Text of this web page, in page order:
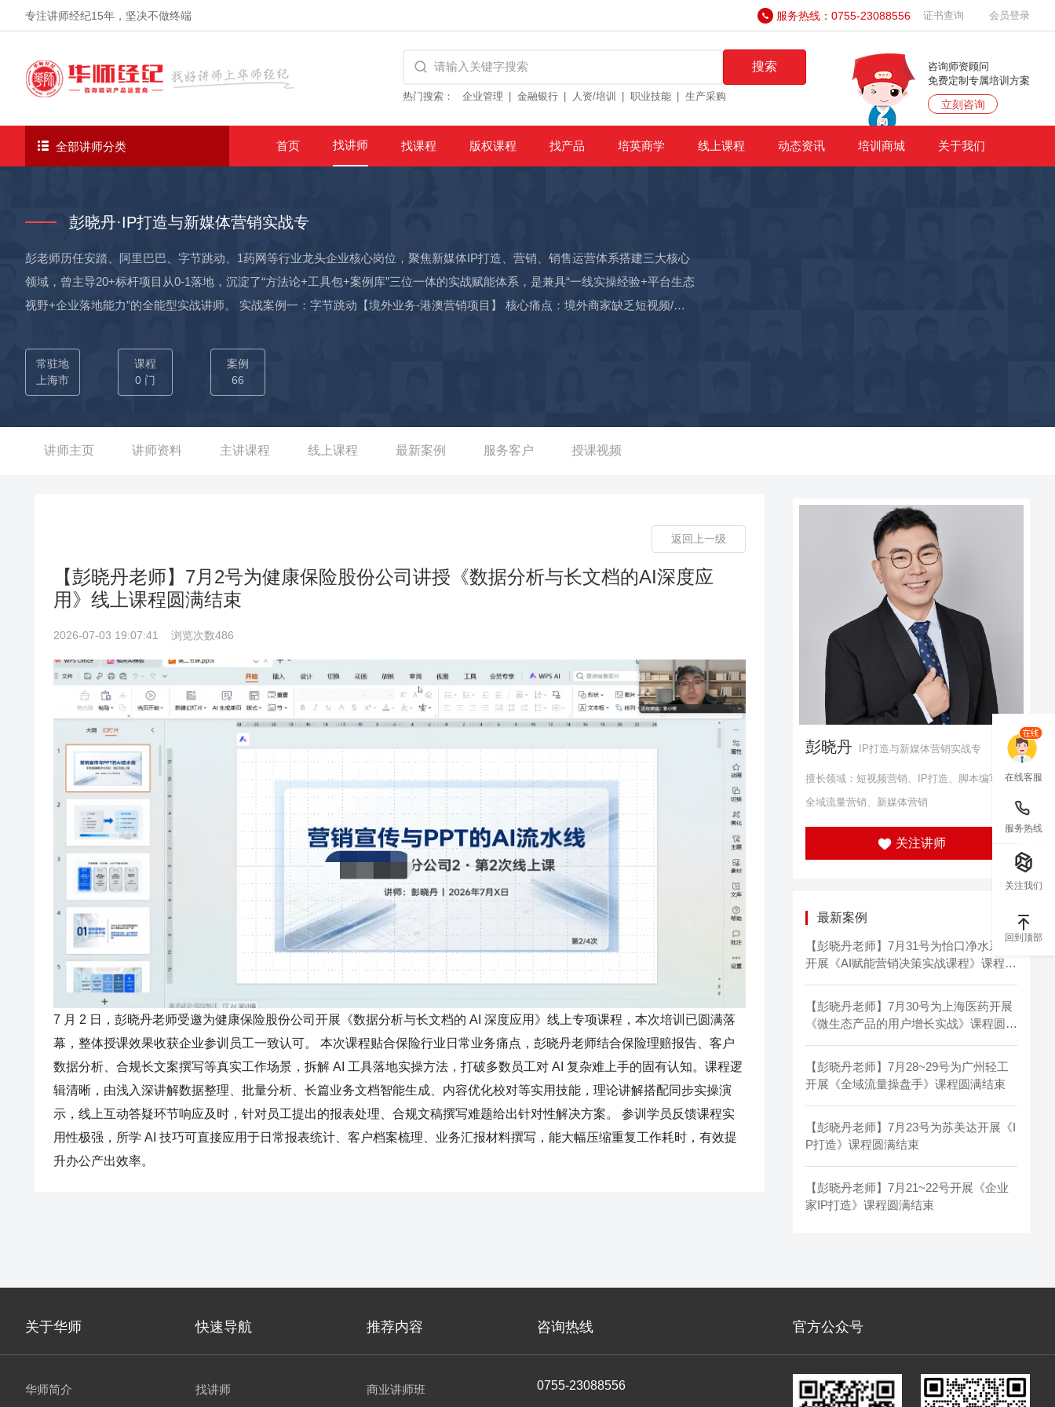
专注讲师经纪15年 ，坚决不做终端 服务热线：0755-23088556 证书查询 会员登录
搜索
热门搜索： 企业管理 金融银行 人资/培训 职业技能 生产采购
咨询师资顾问
免费定制专属培训方案
立刻咨询
全部讲师分类 首页 找讲师 找课程 版权课程 找产品 培英商学 线上课程 动态资讯 培训商城 关于我们
彭晓丹·IP打造与新媒体营销实战专
彭老师历任安踏、阿里巴巴、字节跳动、1药网等行业龙头企业核心岗位，聚焦新媒体IP打造、营销、销售运营体系搭建三大核心
领域，曾主导20+标杆项目从0-1落地，沉淀了“方法论+工具包+案例库”三位一体的实战赋能体系，是兼具“一线实操经验+平台生态
视野+企业落地能力”的全能型实战讲师。 实战案例一：字节跳动【境外业务-港澳营销项目】 核心痛点：境外商家缺乏短视频/直
动+批量赋能”模式，圈定4家头部商家（旅划算、深圳运通等）进行1V1定向扶持，打造爆款案例；同时针对商家痛点，编写《短
视频运营手册》《直播运营手册》，拆解“新号入驻-内容创作-涨粉变现”全流程SOP，形成可复制的实操工具； 项目成果： 1）业
绩突破：项目支付GMV达成1.72亿，完成率132%，支付增量目标达成125%； 2）标杆打造：4家重点扶持商户中10家月支付破百
2%，深圳运通环比提升241%，成功带动腰尾部商家参与平台生态。 实战案例二：阿里巴巴【燎原计划项目】 核心痛点：一线销
网【闪购节营销项目】 核心痛点：医药零售行业线上营销活动转化低效，客户活跃度与客单价不足，市场份额提升乏力。 项目过
程：分4档设定活动比例，针对不同客户群体制定差异化订单目标，按大区拆分任务；建立“早会同步+每小时进度播报”机制，实时
跟踪业绩达成情况； 项目成果： 1）单日GMV达成2.16亿，完成率108%； 2）过程指标显著提升：活跃客户数+4.2%，客均采购
宽度+17.3%，ARPU+46.9%，ARPO+19.9%，成功提升1药城市场份额。
常驻地
上海市
课程
0 门
案例
66
讲师主页 讲师资料 主讲课程 线上课程 最新案例 服务客户 授课视频
返回上一级
【彭晓丹老师】7月2号为健康保险股份公司讲授《数据分析与长文档的AI深度应
用》线上课程圆满结束
2026-07-03 19:07:41 浏览次数486
7 月 2 日，彭晓丹老师受邀为健康保险股份公司开展《数据分析与长文档的 AI 深度应用》线上专项课程，本次培训已圆满落
幕，整体授课效果收获企业参训员工一致认可。 本次课程贴合保险行业日常业务痛点，彭晓丹老师结合保险理赔报告、客户
数据分析、合规长文案撰写等真实工作场景，拆解 AI 工具落地实操方法，打破多数员工对 AI 复杂难上手的固有认知。课程逻
辑清晰，由浅入深讲解数据整理、批量分析、长篇业务文档智能生成、内容优化校对等实用技能，理论讲解搭配同步实操演
示，线上互动答疑环节响应及时，针对员工提出的报表处理、合规文稿撰写难题给出针对性解决方案。 参训学员反馈课程实
用性极强，所学 AI 技巧可直接应用于日常报表统计、客户档案梳理、业务汇报材料撰写，能大幅压缩重复工作耗时，有效提
升办公产出效率。
彭晓丹 IP打造与新媒体营销实战专
擅长领域：短视频营销、IP打造、脚本编写、
全域流量营销、新媒体营销
关注讲师
最新案例
【彭晓丹老师】7月31号为怡口净水系统
开展《AI赋能营销决策实战课程》课程圆
【彭晓丹老师】7月30号为上海医药开展
《微生态产品的用户增长实战》课程圆满
【彭晓丹老师】7月28~29号为广州轻工
开展《全域流量操盘手》课程圆满结束
【彭晓丹老师】7月23号为苏美达开展《I
P打造》课程圆满结束
【彭晓丹老师】7月21~22号开展《企业
家IP打造》课程圆满结束
关于华师 快速导航 推荐内容 咨询热线 官方公众号
华师简介 找讲师 商业讲师班 0755-23088556
在线客服
服务热线
关注我们
回到顶部